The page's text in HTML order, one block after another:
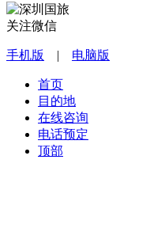
关注微信
手机版 | 电脑版
首页
目的地
在线咨询
电话预定
顶部